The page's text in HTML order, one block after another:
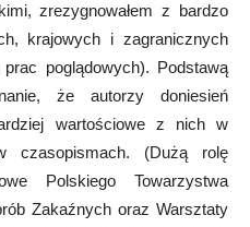
zrezygnowałem z bardzo
krajowych i zagranicznych
poglądowych). Podstawą
że autorzy doniesień
wartościowe z nich w
czasopismach. (Dużą rolę
Polskiego Towarzystwa
Zakaźnych oraz Warsztaty